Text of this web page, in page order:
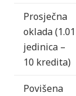
Prosječna
oklada (1.01
jedinica –
10 kredita)
Povišena